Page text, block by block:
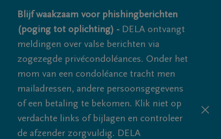
Blijf waakzaam voor phishingberichten
(poging tot oplichting) - DELA ontvangt
meldingen over valse berichten via
zogezegde privécondoléances. Onder het
mom van een condoléance tracht men
mailadressen, andere persoonsgegevens
of een betaling te bekomen. Klik niet op
verdachte links of bijlagen en controleer
de afzender zorgvuldig. DELA